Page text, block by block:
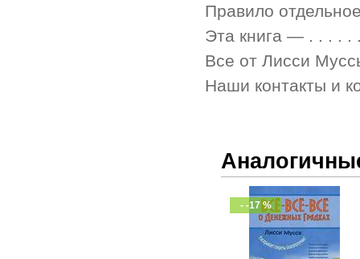
Правило
Эта книга — . . . . .
Все от Лисси
Наши контакты и
- -17 %